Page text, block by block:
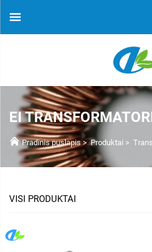
EI
Pradinis puslapis>Produktai >
VISI PRODUKTAI